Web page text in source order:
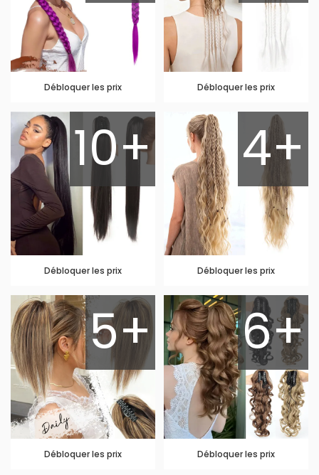
Débloquer les prix Débloquer les prix
10+
Débloquer les prix
4+
Débloquer les prix
5+
Débloquer les prix
6+
Débloquer les prix